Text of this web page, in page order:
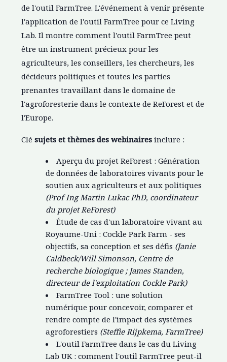
de l'outil FarmTree. L'événement à venir présente
l'application de l'outil FarmTree pour ce Living
Lab. Il montre comment l'outil FarmTree peut
être un instrument précieux pour les
agriculteurs, les conseillers, les chercheurs, les
décideurs politiques et toutes les parties
prenantes travaillant dans le domaine de
l'agroforesterie dans le contexte de ReForest et de
l'Europe.
Clésujets et thèmes des webinaires inclure :
Aperçu du projet ReForest : Génération
de données de laboratoires vivants pour le
soutien aux agriculteurs et aux politiques
(Prof Ing Martin Lukac PhD, coordinateur
du projet ReForest)
Étude de cas d'un laboratoire vivant au
Royaume-Uni : Cockle Park Farm - ses
objectifs, sa conception et ses défis (Janie
Caldbeck/Will Simonson, Centre de
recherche biologique ; James Standen,
directeur de l'exploitation Cockle Park)
FarmTree Tool : une solution
numérique pour concevoir, comparer et
rendre compte de l'impact des systèmes
agroforestiers (Steffie Rijpkema, FarmTree)
L'outil FarmTree dans le cas du Living
Lab UK : comment l'outil FarmTree peut-il